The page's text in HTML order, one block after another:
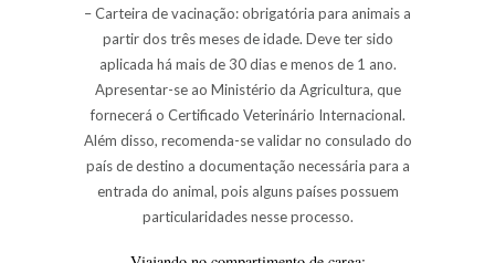
– Carteira de vacinação: obrigatória para animais a
partir dos três meses de idade. Deve ter sido
aplicada há mais de 30 dias e menos de 1 ano.
Apresentar-se ao Ministério da Agricultura, que
fornecerá o Certificado Veterinário Internacional.
Além disso, recomenda-se validar no consulado do
país de destino a documentação necessária para a
entrada do animal, pois alguns países possuem
particularidades nesse processo.